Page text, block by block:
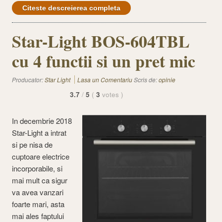
Citeste descreierea completa
Star-Light BOS-604TBL
cu 4 functii si un pret mic
Producator:Star Light Lasa un ComentariuScris de:opinie
3.7 / 5 ( 3 votes )
In decembrie 2018
Star-Light a intrat
si pe nisa de
cuptoare electrice
incorporabile, si
mai mult ca sigur
va avea vanzari
foarte mari, asta
mai ales faptului